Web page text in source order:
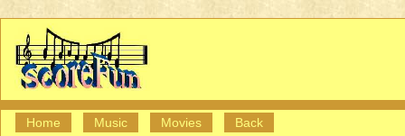
Home Music Movies Back